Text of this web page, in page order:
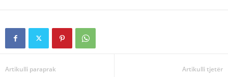
Artikulli paraprak Artikulli tjetër